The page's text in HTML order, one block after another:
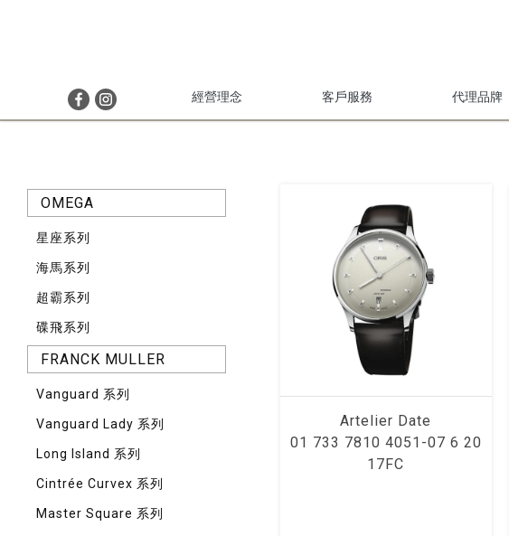
經營理念 客戶服務 代理品牌
OMEGA
星座系列
海馬系列
超霸系列
碟飛系列
FRANCK MULLER
Vanguard 系列
Vanguard Lady 系列
Long Island 系列
Cintrée Curvex 系列
Master Square 系列
Artelier Date
01 733 7810 4051-07 6 20
17FC